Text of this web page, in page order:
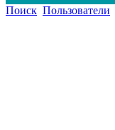
Поиск Пользователи